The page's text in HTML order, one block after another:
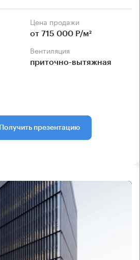
Цена продажи
от 715 000 Р/м²
Вентиляция
приточно-вытяжная
Получить презентацию